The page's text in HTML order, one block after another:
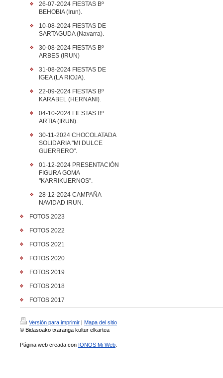
26-07-2024 FIESTAS Bº
BEHOBIA (Irun).
10-08-2024 FIESTAS DE
SARTAGUDA (Navarra).
30-08-2024 FIESTAS Bº
ARBES (IRUN)
31-08-2024 FIESTAS DE
IGEA (LA RIOJA).
22-09-2024 FIESTAS Bº
KARABEL (HERNANI).
04-10-2024 FIESTAS Bº
ARTIA (IRUN).
30-11-2024 CHOCOLATADA
SOLIDARIA "MI DULCE
GUERRERO".
01-12-2024 PRESENTACIÓN
FIGURA GOMA
"KARRIKUERNOS".
28-12-2024 CAMPAÑA
NAVIDAD IRUN.
FOTOS 2023
FOTOS 2022
FOTOS 2021
FOTOS 2020
FOTOS 2019
FOTOS 2018
FOTOS 2017
Versión para imprimir | Mapa del sitio
© Bidasoako txaranga kultur elkartea
Página web creada con IONOS Mi Web